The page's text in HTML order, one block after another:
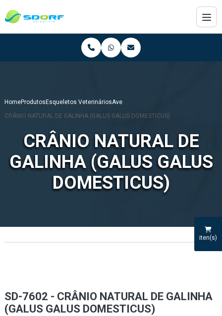
iten(s)
HomeProdutos Esqueletos VeterináriosAve
CRÂNIO NATURAL DE GALINHA (GALUS GALUS DOMESTICUS)
CRÂNIO NATURAL DE
GALINHA (GALUS GALUS
DOMESTICUS)
SD-7602 - CRÂNIO NATURAL DE GALINHA
(GALUS GALUS DOMESTICUS)